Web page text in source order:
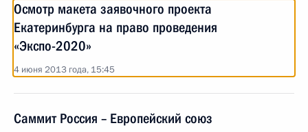
Осмотр макета заявочного проекта
Екатеринбурга на право проведения
«Экспо-2020»
4 июня 2013 года, 15:45
Саммит Россия – Европейский союз